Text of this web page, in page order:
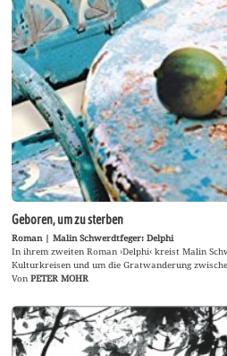
Geboren, um zu sterben
Roman | Malin Schwerdtfeger: Delphi
In ihrem zweiten Roman ›Delphi‹ kreist Malin
Kulturkreisen und um die Gratwanderung
VonPETER MOHR